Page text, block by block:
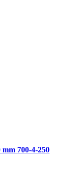
700-4-250